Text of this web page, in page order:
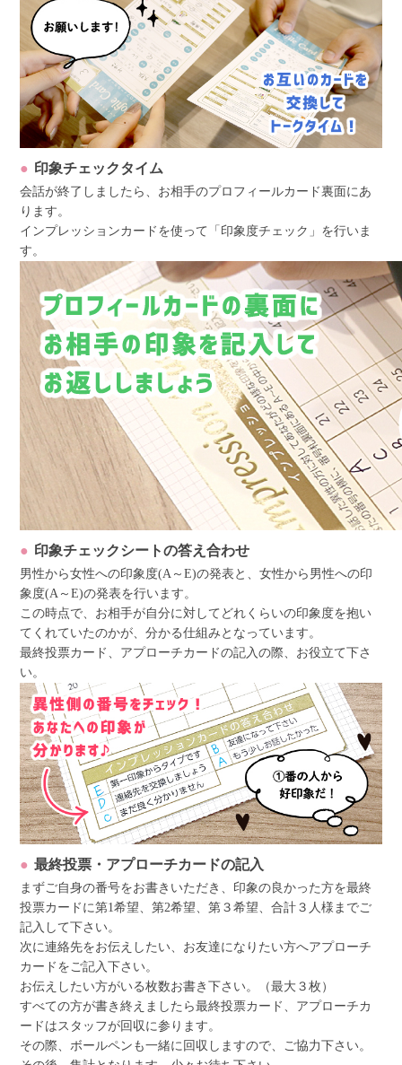
印象チェックタイム
会話が終了しましたら、お相手のプロフィールカード裏面にあ
ります。
インプレッションカードを使って「印象度チェック」を行いま
す。
印象チェックシートの答え合わせ
男性から女性への印象度(A～E)の発表と、女性から男性への印
象度(A～E)の発表を行います。
この時点で、お相手が自分に対してどれくらいの印象度を抱い
てくれていたのかが、分かる仕組みとなっています。
最終投票カード、アプローチカードの記入の際、お役立て下さ
い。
最終投票・アプローチカードの記入
まずご自身の番号をお書きいただき、印象の良かった方を最終
投票カードに第1希望、第2希望、第３希望、合計３人様までご
記入して下さい。
次に連絡先をお伝えしたい、お友達になりたい方へアプローチ
カードをご記入下さい。
お伝えしたい方がいる枚数お書き下さい。（最大３枚）
すべての方が書き終えましたら最終投票カード、アプローチカ
ードはスタッフが回収に参ります。
その際、ボールペンも一緒に回収しますので、ご協力下さい。